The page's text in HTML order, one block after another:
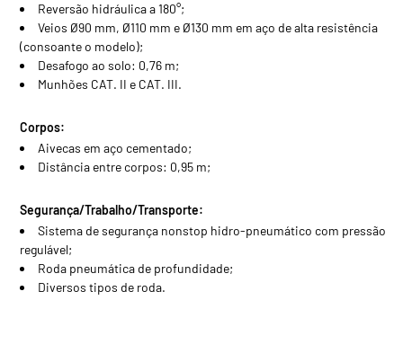
Reversão hidráulica a 180°;
Veios Ø90 mm, Ø110 mm e Ø130 mm em aço de alta resistência
(consoante o modelo);
Desafogo ao solo: 0,76 m;
Munhões CAT. II e CAT. III.
Corpos:
Aivecas em aço cementado;
Distância entre corpos: 0,95 m;
Segurança/Trabalho/Transporte:
Sistema de segurança nonstop hidro-pneumático com pressão
regulável;
Roda pneumática de profundidade;
Diversos tipos de roda.